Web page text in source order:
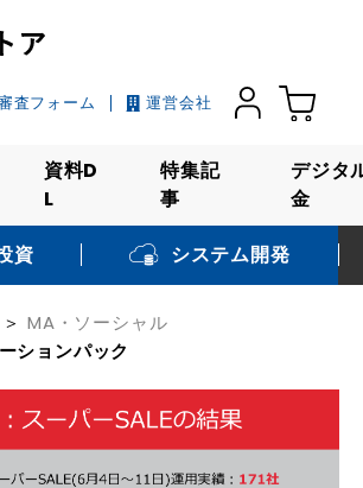
査フォーム 運営会社
資料D
L
特集記
事
デジタ
金
資 システム開発
MA・ソーシャル
ションパック